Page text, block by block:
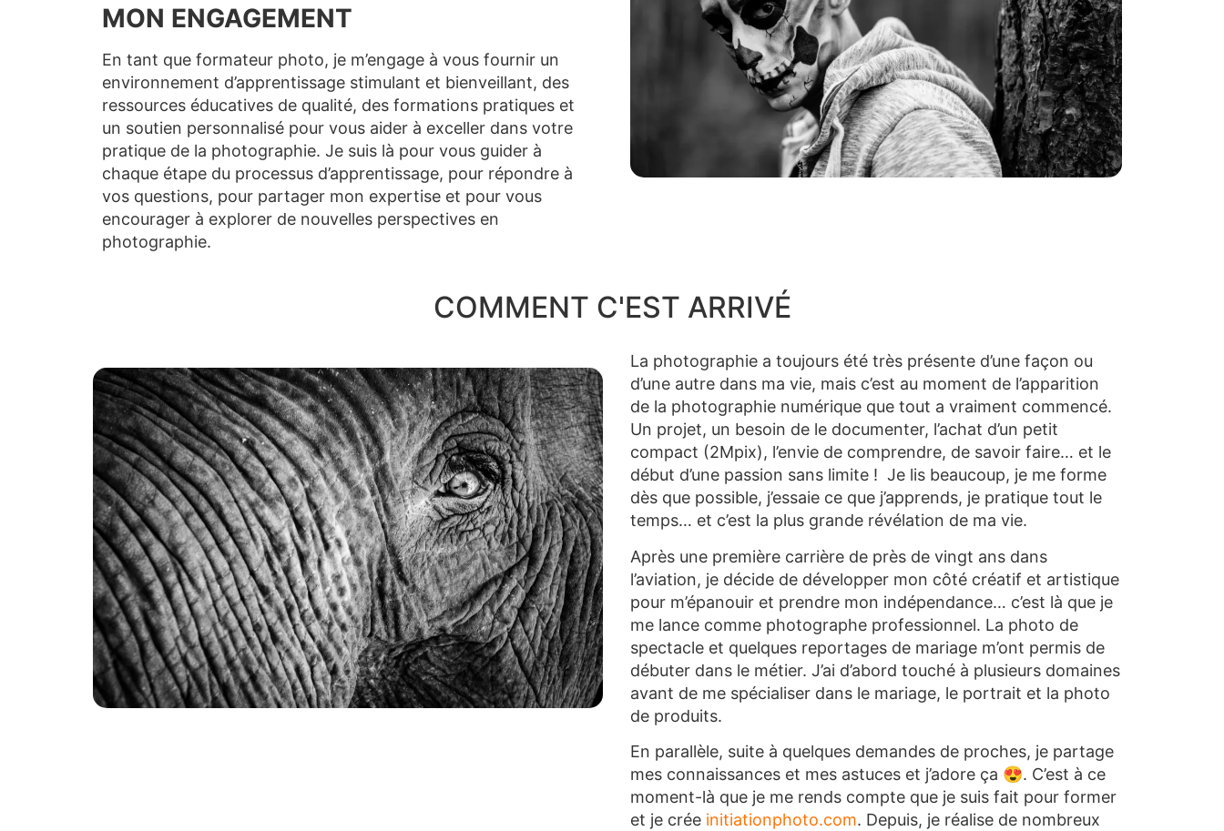
MON ENGAGEMENT
En tant que formateur photo, je m’engage à vous fournir un
environnement d’apprentissage stimulant et bienveillant, des
ressources éducatives de qualité, des formations pratiques et
un soutien personnalisé pour vous aider à exceller dans votre
pratique de la photographie. Je suis là pour vous guider à
chaque étape du processus d’apprentissage, pour répondre à
vos questions, pour partager mon expertise et pour vous
encourager à explorer de nouvelles perspectives en
photographie.
COMMENT C'EST ARRIVÉ
La photographie a toujours été très présente d’une façon ou
d’une autre dans ma vie, mais c’est au moment de l’apparition
de la photographie numérique que tout a vraiment commencé.
Un projet, un besoin de le documenter, l’achat d’un petit
compact (2Mpix), l’envie de comprendre, de savoir faire… et le
début d’une passion sans limite ! Je lis beaucoup, je me forme
dès que possible, j’essaie ce que j’apprends, je pratique tout le
temps… et c’est la plus grande révélation de ma vie.
Après une première carrière de près de vingt ans dans
l’aviation, je décide de développer mon côté créatif et artistique
pour m’épanouir et prendre mon indépendance… c’est là que je
me lance comme photographe professionnel. La photo de
spectacle et quelques reportages de mariage m’ont permis de
débuter dans le métier. J’ai d’abord touché à plusieurs domaines
avant de me spécialiser dans le mariage, le portrait et la photo
de produits.
En parallèle, suite à quelques demandes de proches, je partage
mes connaissances et mes astuces et j’adore ça 😍. C’est à ce
moment-là que je me rends compte que je suis fait pour former
et je crée initiationphoto.com. Depuis, je réalise de nombreux